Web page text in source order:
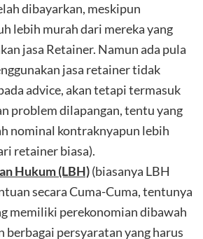
dibayarkan, meskipun
lebih murah dari mereka yang
jasa Retainer. Namun ada pula
jasa retainer tidak
advice, akan tetapi termasuk
problem dilapangan, tentu yang
nominal kontraknyapun lebih
retainer biasa).
Hukum (LBH)(biasanya LBH
secara Cuma-Cuma, tentunya
memiliki perekonomian dibawah
berbagai persyaratan yang harus